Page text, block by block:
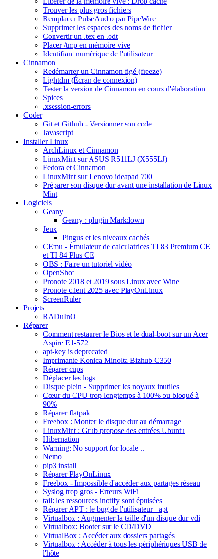
Trouver les plus gros fichiers
Remplacer PulseAudio par PipeWire
Supprimer les espaces des noms de fichier
Convertir un .tex en .odt
Placer /tmp en mémoire vive
Identifiant numérique de l'utilisateur
Cinnamon
Redémarrer un Cinnamon figé (freeze)
Lightdm (Écran de connexion)
Tester la version de Cinnamon en cours d'élaboration
Spices
.xsession-errors
Coder
Git et Github - Versionner son code
Javascript
Installer Linux
ArchLinux et Cinnamon
LinuxMint sur ASUS R511LJ (X555LJ)
Fedora et Cinnamon
LinuxMint sur Lenovo ideapad 700
Préparer son disque dur avant une installation de Linux
Mint
Logiciels
Geany
Geany : plugin Markdown
Jeux
Pingus et les niveaux cachés
CEmu - Émulateur de calculatrices TI 83 Premium CE
et TI 84 Plus CE
OBS : Faire un tutoriel vidéo
OpenShot
Pronote 2018 et 2019 sous Linux avec Wine
Pronote client 2025 avec PlayOnLinux
ScreenRuler
Projets
RADuInO
Réparer
Comment restaurer le Bios et le dual-boot sur un Acer
Aspire E1-572
apt-key is deprecated
Imprimante Konica Minolta Bizhub C350
Réparer cups
Déplacer les logs
Disque plein - Supprimer les noyaux inutiles
Cœur du CPU trop longtemps à 100% ou bloqué à
90%
Réparer flatpak
Freebox : Monter le disque dur au démarrage
LinuxMint : Grub propose des entrées Ubuntu
Hibernation
Warning: No support for locale ...
Nemo
pip3 install
Réparer PlayOnLinux
Freebox - Impossible d'accéder aux partages réseau
Syslog trop gros - Erreurs WiFi
tail: les ressources inotify sont épuisées
Réparer APT : le bug de l'utilisateur _apt
Virtualbox : Augmenter la taille d'un disque dur vdi
Virtualbox: Booter sur le CD/DVD
VirtualBox : Accéder aux dossiers partagés
Virtualbox : Accéder à tous les périphériques USB de
l'hôte